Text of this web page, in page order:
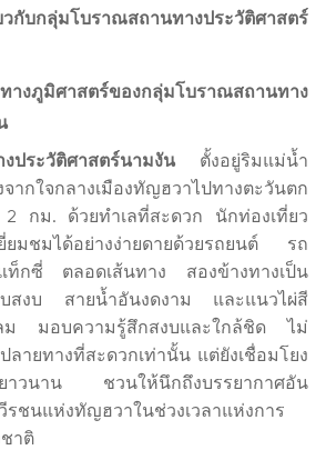
บกลุ่มโบราณสถานทางประวัติศาสตร์
าสตร์ของกลุ่มโบราณสถานทาง
ประวัติศาสตร์นามงันตั้งอยู่ริมแม่น้ำ
ากใจกลางเมืองทัญฮวาไปทางตะวันตก
2 กม. ด้วยทำเลที่สะดวก นักท่องเที่ยว
ยี่ยมชมได้อย่างง่ายดายด้วยรถยนต์ รถ
กซี่ ตลอดเส้นทาง สองข้างทางเป็น
บสงบ สายน้ำอันงดงาม และแนวไผ่สี
ลม มอบความรู้สึกสงบและใกล้ชิด ไม่
ลายทางที่สะดวกเท่านั้น แต่ยังเชื่อมโยง
ยาวนาน ชวนให้นึกถึงบรรยากาศอัน
รชนแห่งทัญฮวาในช่วงเวลาแห่งการ
าติ